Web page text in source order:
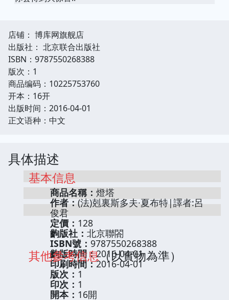
店铺： 博库网旗舰店
出版社： 北京联合出版社
ISBN：9787550268388
版次：1
商品编码：10225753760
开本：16开
出版时间：2016-04-01
正文语种：中文
具体描述
基本信息
商品名稱： 燈塔
作者： (法)剋裏斯多夫·夏布特|譯者:呂
俊君
定價： 128
齣版社： 北京聯閤
ISBN號： 9787550268388
其他參考信息（以實物為準）
齣版時間：2016-04-01
印刷時間：2016-04-01
版次： 1
印次： 1
開本： 16開